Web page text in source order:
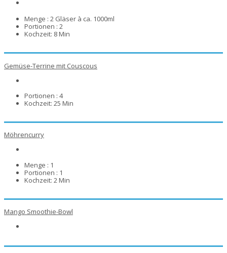
Menge : 2 Gläser à ca. 1000ml
Portionen : 2
Kochzeit: 8 Min
Gemüse-Terrine mit Couscous
Portionen : 4
Kochzeit: 25 Min
Möhrencurry
Menge : 1
Portionen : 1
Kochzeit: 2 Min
Mango Smoothie-Bowl